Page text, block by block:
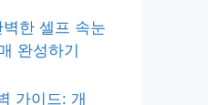
한 셀프 속눈
완성하기
가이드: 개